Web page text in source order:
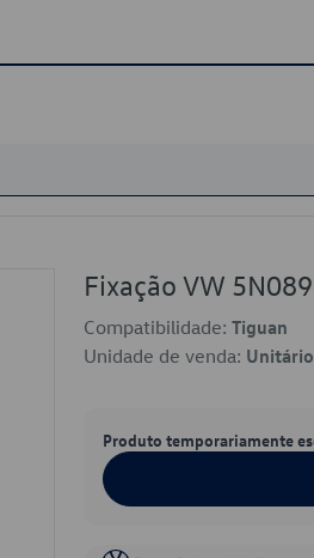
Fixação VW
Compatibilidade: Tiguan
Unidade de venda:
Produto temporariamente